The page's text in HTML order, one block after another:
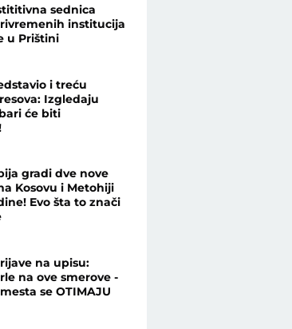
- Vesti - Telegraf.rs
sednica
institucija
u Prištini
i treću
Izgledaju
će biti
gradi dve nove
Kosovu i Metohiji
Evo šta to znači
na upisu:
na ove smerove -
se OTIMAJU